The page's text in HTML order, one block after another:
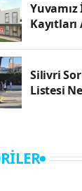
Kayıtları
Silivri
Listesi